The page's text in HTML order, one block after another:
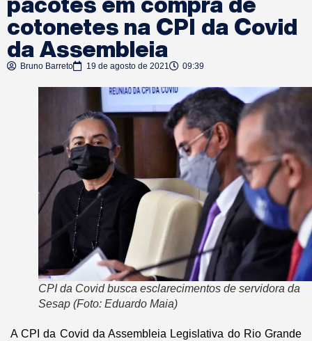
cotonetes na CPI da Covid
da Assembleia
Bruno Barreto 19 de agosto de 2021 09:39
CPI da Covid busca esclarecimentos de servidora da
Sesap (Foto: Eduardo Maia)
A CPI da Covid da Assembleia Legislativa do Rio Grande